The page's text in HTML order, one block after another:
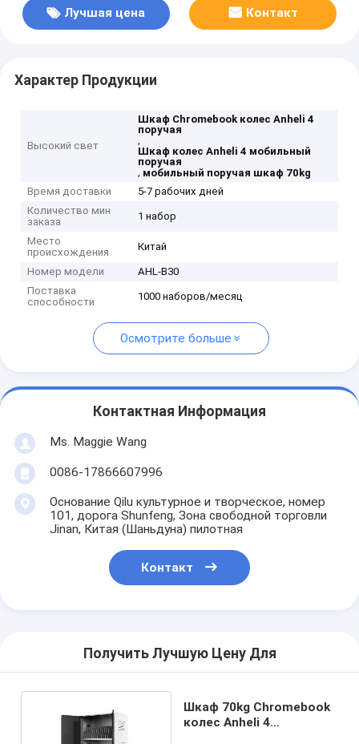
Лучшая цена Контакт
Характер Продукции
Высокий свет
Шкаф Chromebook колес Anheli 4
поручая
,
Шкаф колес Anheli 4 мобильный
поручая
, мобильный поручая шкаф 70kg
Время доставки
5-7 рабочих дней
Количество мин
заказа
1 набор
Место
происхождения
Китай
Номер модели
AHL-B30
Поставка
способности
1000 наборов/месяц
Осмотрите больше
Контактная Информация
Ms. Maggie Wang
0086-17866607996
Основание Qilu культурное и творческое, номер
101, дорога Shunfeng, Зона свободной торговли
Jinan, Китая (Шаньдуна) пилотная
Контакт
Получить Лучшую Цену Для
Шкаф 70kg Chromebook
колес Anheli 4